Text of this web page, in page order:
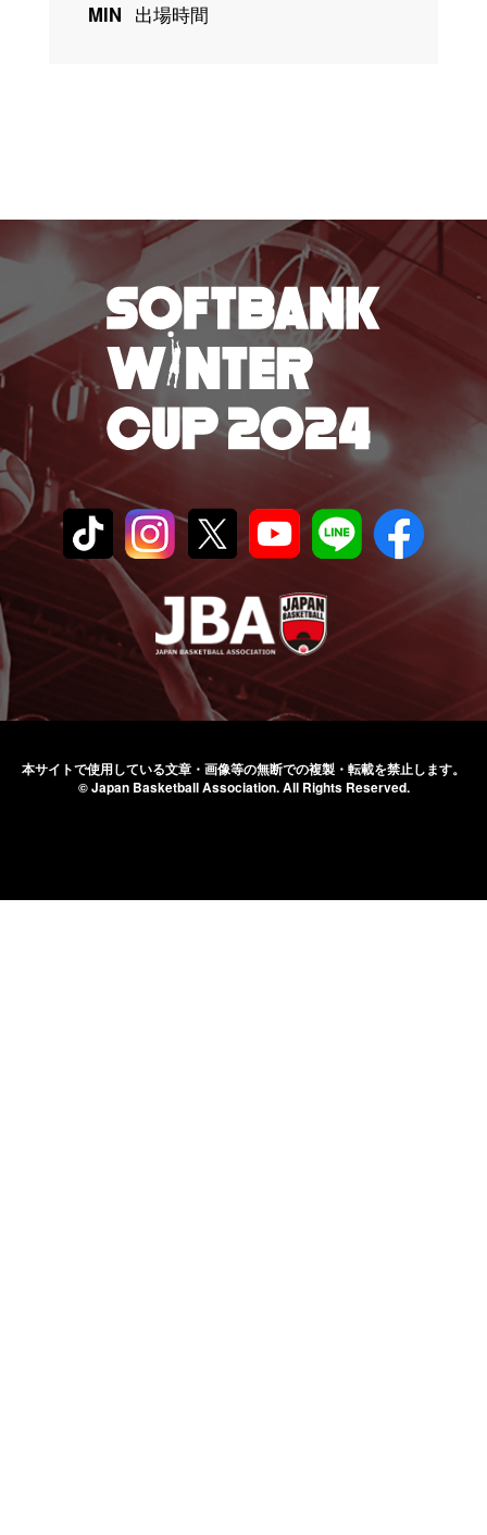
MIN 出場時間
本サイトで使用している文章・画像等の無断での複製・転載を禁止します。
© Japan Basketball Association.All Rights Reserved.